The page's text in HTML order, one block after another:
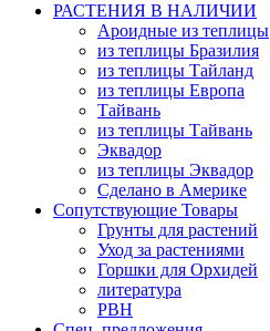
РАСТЕНИЯ В НАЛИЧИИ
Ароидные из теплицы
из теплицы Бразилия
из теплицы Тайланд
из теплицы Европа
Тайвань
из теплицы Тайвань
Эквадор
из теплицы Эквадор
Сделано в Америке
Сопутствующие Товары
Грунты для растений
Уход за растениями
Горшки для Орхидей
литература
РВН